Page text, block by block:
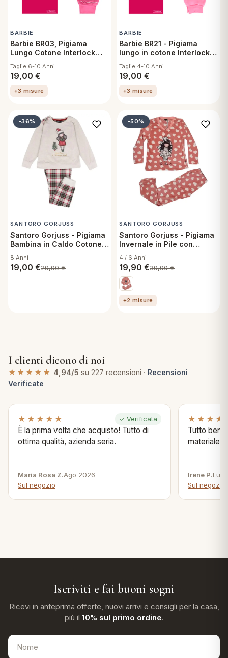
BARBIE
Barbie BR03, Pigiama
Lungo Cotone Interlock
Taglie 6-10 Anni
19,00 €
+3 misure
BARBIE
Barbie BR21 - Pigiama
lungo in cotone Interlock
Taglie 4-10 Anni
19,00 €
+3 misure
-36%
SANTORO GORJUSS
Santoro Gorjuss - Pigiama
Bambina in Caldo Cotone
8 Anni
19,00 €29,90€
-50%
SANTORO GORJUSS
Santoro Gorjuss - Pigiama
Invernale in Pile con
stampa - Raspberry 8 anni
4 / 6 Anni
19,90 €39,90€
+2 misure
I clienti dicono di noi
★★★★★ 4,94/5 su 227 recensioni · Recensioni
Verificate
★★★★★ ✓ Verificata
È la prima volta che acquisto! Tutto di
ottima qualità, azienda seria.
Maria Rosa Z.Ago 2026
Sul negozio
Tutto bene
materiale .
Irene P.Lug
Sul negozio
Iscriviti e fai buoni sogni
Ricevi in anteprima offerte, nuovi arrivi e consigli per la casa,
più il 10% sul primo ordine.